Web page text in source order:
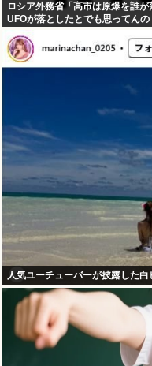
ロシア外務省「高市は原爆を誰が
UFOが落としたとでも思ってんの
人気ユーチューバーが披露した